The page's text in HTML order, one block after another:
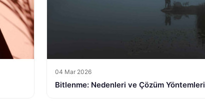
04 Mar 2026
Bitlenme: Nedenleri ve Çözüm Yöntemleri